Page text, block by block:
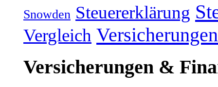
Snowden Steuererklärung
Vergleich Versicherungen
Versicherungen &